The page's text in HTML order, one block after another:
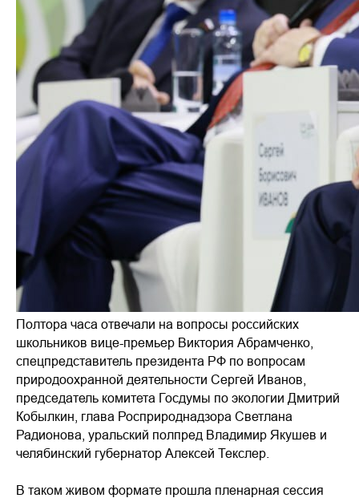
Полтора часа отвечали на вопросы российских
школьников вице-премьер Виктория Абрамченко,
спецпредставитель президента РФ по вопросам
природоохранной деятельности Сергей Иванов,
председатель комитета Госдумы по экологии Дмитрий
Кобылкин, глава Росприроднадзора Светлана
Радионова, уральский полпред Владимир Якушев и
челябинский губернатор Алексей Текслер.
В таком живом формате прошла пленарная сессия